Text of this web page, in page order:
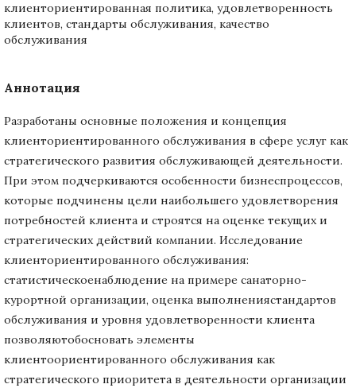
клиенториентированная политика, удовлетворенность
клиентов, стандарты обслуживания, качество
обслуживания
Аннотация
Разработаны основные положения и концепция
клиенториентированного обслуживания в сфере услуг как
стратегического развития обслуживающей деятельности.
При этом подчеркиваются особенности бизнеспроцессов,
которые подчинены цели наибольшего удовлетворения
потребностей клиента и строятся на оценке текущих и
стратегических действий компании. Исследование
клиенториентированного обслуживания:
статистическоенаблюдение на примере санаторно-
курортной организации, оценка выполнениястандартов
обслуживания и уровня удовлетворенности клиента
позволяютобосновать элементы
клиентоориентированного обслуживания как
стратегического приоритета в деятельности организации